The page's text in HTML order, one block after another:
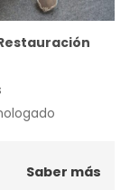
Saber más